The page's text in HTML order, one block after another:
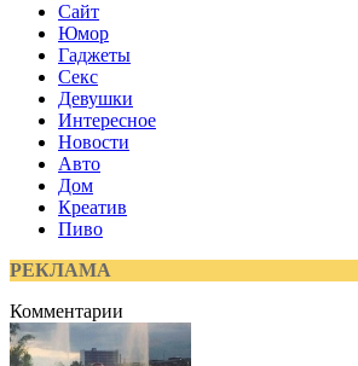
Сайт
Юмор
Гаджеты
Секс
Девушки
Интересное
Новости
Авто
Дом
Креатив
Пиво
РЕКЛАМА
Комментарии